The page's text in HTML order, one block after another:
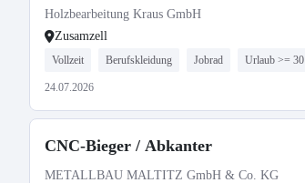
Holzbearbeitung Kraus GmbH
Zusamzell
Vollzeit Berufskleidung Jobrad Urlaub >= 30
24.07.2026
CNC-Bieger / Abkanter
METALLBAU MALTITZ GmbH & Co. KG